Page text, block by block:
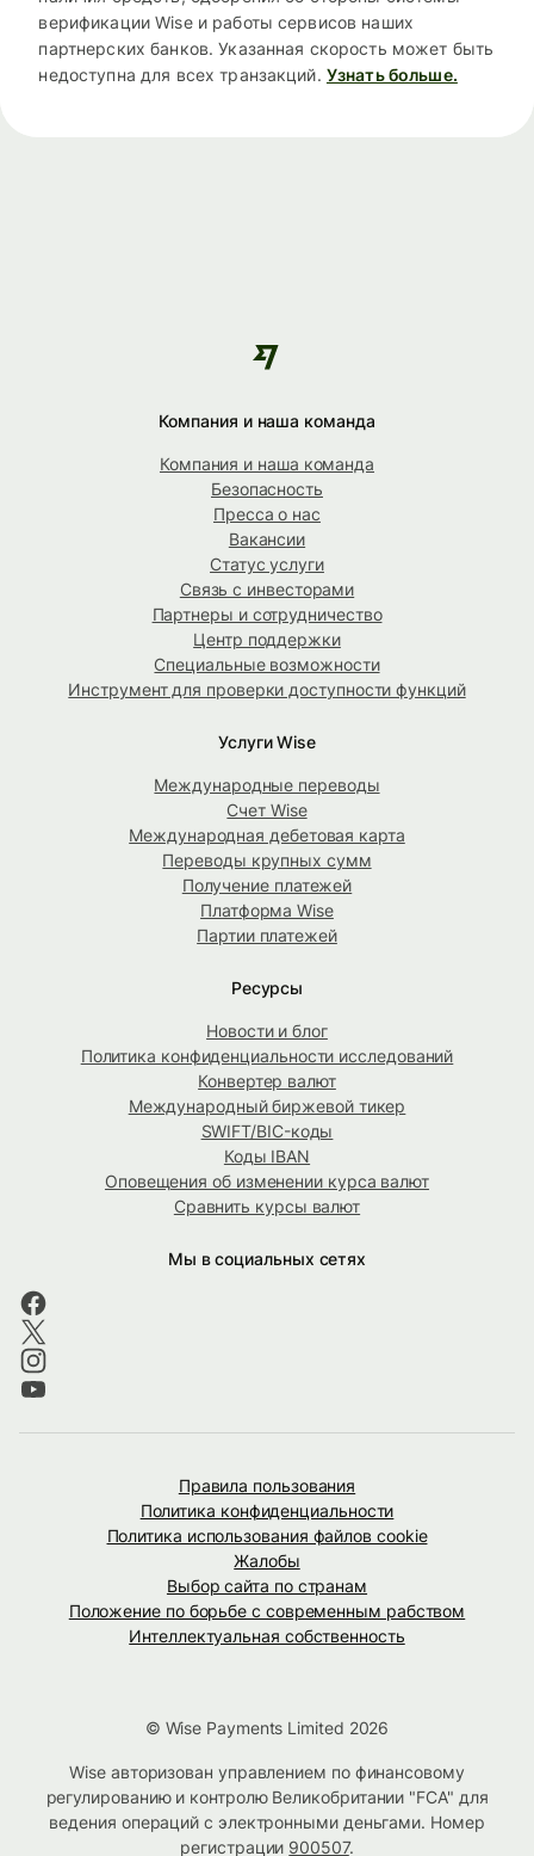
верификации Wise и работы сервисов наших
партнерских банков. Указанная скорость может быть
недоступна для всех транзакций. Узнать больше.
Компания и наша команда
Компания и наша команда
Безопасность
Пресса о нас
Вакансии
Статус услуги
Связь с инвесторами
Партнеры и сотрудничество
Центр поддержки
Специальные возможности
Инструмент для проверки доступности функций
Услуги Wise
Международные переводы
Счет Wise
Международная дебетовая карта
Переводы крупных сумм
Получение платежей
Платформа Wise
Партии платежей
Ресурсы
Новости и блог
Политика конфиденциальности исследований
Конвертер валют
Международный биржевой тикер
SWIFT/BIC-коды
Коды IBAN
Оповещения об изменении курса валют
Сравнить курсы валют
Мы в социальных сетях
Правила пользования
Политика конфиденциальности
Политика использования файлов cookie
Жалобы
Выбор сайта по странам
Положение по борьбе с современным рабством
Интеллектуальная собственность
© Wise Payments Limited 2026
Wise авторизован управлением по финансовому
регулированию и контролю Великобритании "FCA" для
ведения операций с электронными деньгами. Номер
регистрации 900507.